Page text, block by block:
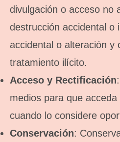
divulgación o acceso no
destrucción accidental o
accidental o alteración y
tratamiento ilícito.
Acceso y Rectificación
medios para que
cuando lo considere
Conservación: